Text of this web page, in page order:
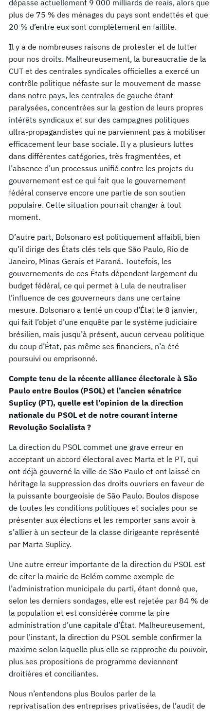
dépasse actuellement 9 000 milliards de reais, alors que
plus de 75 % des ménages du pays sont endettés et que
20 % d’entre eux sont complètement en faillite.
Il y a de nombreuses raisons de protester et de lutter
pour nos droits. Malheureusement, la bureaucratie de la
CUT et des centrales syndicales officielles a exercé un
contrôle politique néfaste sur le mouvement de masse
dans notre pays, les centrales de gauche étant
paralysées, concentrées sur la gestion de leurs propres
intérêts syndicaux et sur des campagnes politiques
ultra-propagandistes qui ne parviennent pas à mobiliser
efficacement leur base sociale. Il y a plusieurs luttes
dans différentes catégories, très fragmentées, et
l’absence d’un processus unifié contre les projets du
gouvernement est ce qui fait que le gouvernement
fédéral conserve encore une partie de son soutien
populaire. Cette situation pourrait changer à tout
moment.
D’autre part, Bolsonaro est politiquement affaibli, bien
qu’il dirige des États clés tels que São Paulo, Rio de
Janeiro, Minas Gerais et Paraná. Toutefois, les
gouvernements de ces États dépendent largement du
budget fédéral, ce qui permet à Lula de neutraliser
l’influence de ces gouverneurs dans une certaine
mesure. Bolsonaro a tenté un coup d’État le 8 janvier,
qui fait l’objet d’une enquête par le système judiciaire
brésilien, mais jusqu’à présent, aucun cerveau politique
du coup d’État, pas même ses financiers, n’a été
poursuivi ou emprisonné.
Compte tenu de la récente alliance électorale à São
Paulo entre Boulos (PSOL) et l’ancien sénatrice
Suplicy (PT), quelle est l’opinion de la direction
nationale du PSOL et de notre courant interne
Revolução Socialista ?
La direction du PSOL commet une grave erreur en
acceptant un accord électoral avec Marta et le PT, qui
ont déjà gouverné la ville de São Paulo et ont laissé en
héritage la suppression des droits ouvriers en faveur de
la puissante bourgeoisie de São Paulo. Boulos dispose
de toutes les conditions politiques et sociales pour se
présenter aux élections et les remporter sans avoir à
s’allier à un secteur de la classe dirigeante représenté
par Marta Suplicy.
Une autre erreur importante de la direction du PSOL est
de citer la mairie de Belém comme exemple de
l’administration municipale du parti, étant donné que,
selon les derniers sondages, elle est rejetée par 84 % de
la population et est considérée comme la pire
administration d’une capitale d’État. Malheureusement,
pour l’instant, la direction du PSOL semble confirmer la
maxime selon laquelle plus elle se rapproche du pouvoir,
plus ses propositions de programme deviennent
droitières et conciliantes.
Nous n’entendons plus Boulos parler de la
reprivatisation des entreprises privatisées, de l’audit de